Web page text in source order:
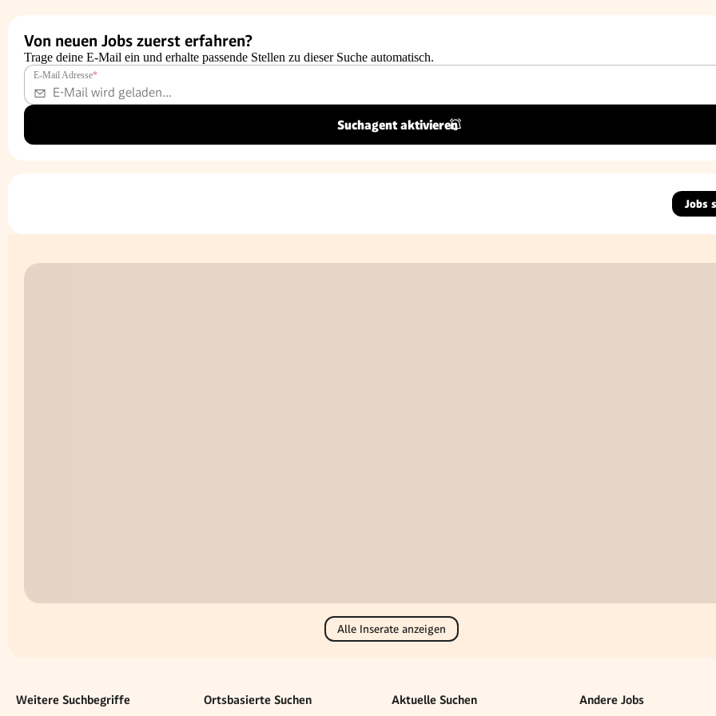
Von neuen Jobs zuerst erfahren?
Trage deine E-Mail ein und erhalte passende Stellen zu dieser Suche automatisch.
E-Mail Adresse*
Suchagent aktivieren
Jobs
Alle Inserate anzeigen
Weitere Suchbegriffe Ortsbasierte Suchen Aktuelle Suchen Andere Jobs